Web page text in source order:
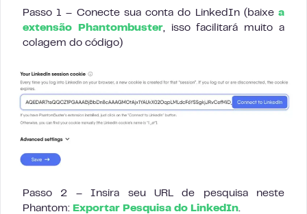
Passo 1 – Conecte sua conta do LinkedIn (baixe a
extensão Phantombuster, isso facilitará muito a
colagem do código)
Passo 2 – Insira seu URL de pesquisa neste
Phantom: Exportar Pesquisa do LinkedIn.